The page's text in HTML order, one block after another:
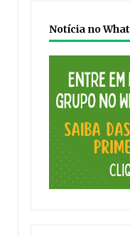
Notícia no